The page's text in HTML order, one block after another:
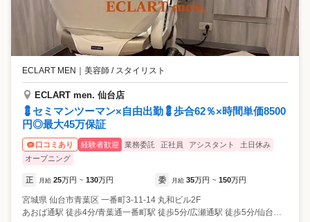
ECLART MEN 美容師 / スタイリスト
ECLART men. 仙台店
💈セミマンツーマン×自由出勤💈歩合62％×時間単価8500
円◎最大45万保証
口コミあり 経験者歓迎 業務委託 正社員 アシスタント
土日休み
オープニング
正 月給 25万円 ~ 130万円 委 月給 35万円 ~ 150万円
宮城県 仙台市青葉区 一番町3-11-14 丸和ビル2F
あおば通駅 徒歩4分/青葉通一番町駅 徒歩5分/広瀬通駅 徒歩5分/仙台駅 徒歩6分/勾当台公園駅 徒歩9分